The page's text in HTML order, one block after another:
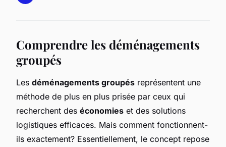
Comprendre les déménagements
groupés
Les déménagements groupés représentent une
méthode de plus en plus prisée par ceux qui
recherchent des économies et des solutions
logistiques efficaces. Mais comment fonctionnent-
ils exactement? Essentiellement, le concept repose